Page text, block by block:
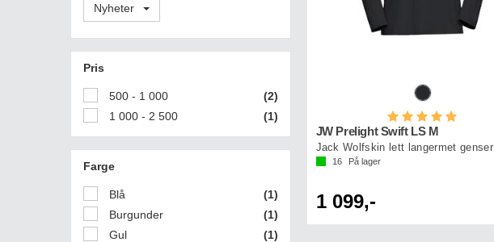
Nyheter
Pris
500 - 1 000
(2)
1 000 - 2 500
(1)
Farge
Blå
(1)
Burgunder
(1)
Gul
(1)
Karakter:
JW Prelight Swift LS M
Jack Wolfskin lett langermet genser
16 På lager
1 099,-